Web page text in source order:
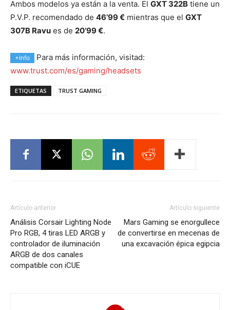
Ambos modelos ya están a la venta. El GXT 322B tiene un
P.V.P. recomendado de 46’99 € mientras que el GXT
307B Ravu es de 20’99 €.
+Info
Para más información, visitad:
www.trust.com/es/gaming/headsets
ETIQUETAS TRUST GAMING
Artículo anterior
Análisis Corsair Lighting Node
Pro RGB, 4 tiras LED ARGB y
controlador de iluminación
ARGB de dos canales
compatible con iCUE
Artículo siguiente
Mars Gaming se enorgullece
de convertirse en mecenas de
una excavación épica egipcia